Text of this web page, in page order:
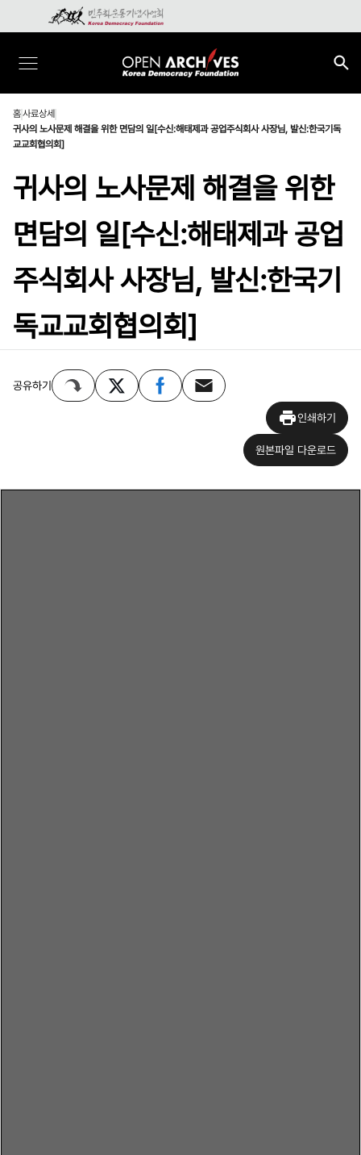
홈사료상세
귀사의 노사문제 해결을 위한 면담의 일[수신:해태제과 공업주식회사 사장님, 발신:한국기독
교교회협의회]
귀사의 노사문제 해결을 위한
면담의 일[수신:해태제과 공업
주식회사 사장님, 발신:한국기
독교교회협의회]
공유하기
인쇄하기
원본파일 다운로드